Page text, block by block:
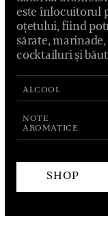
este înlocuitorul
oțetului, fiind
sărate,
cocktailuri și
ALCOOL
NOTE
AROMATICE
SHOP